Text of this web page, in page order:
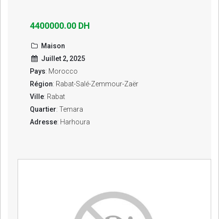
4400000.00 DH
Maison
Juillet 2, 2025
Pays: Morocco
Région: Rabat-Salé-Zemmour-Zaër
Ville: Rabat
Quartier: Temara
Adresse: Harhoura